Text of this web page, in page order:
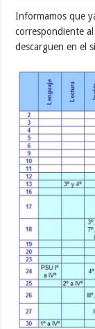
Informamos que
correspondiente
descarguen en el